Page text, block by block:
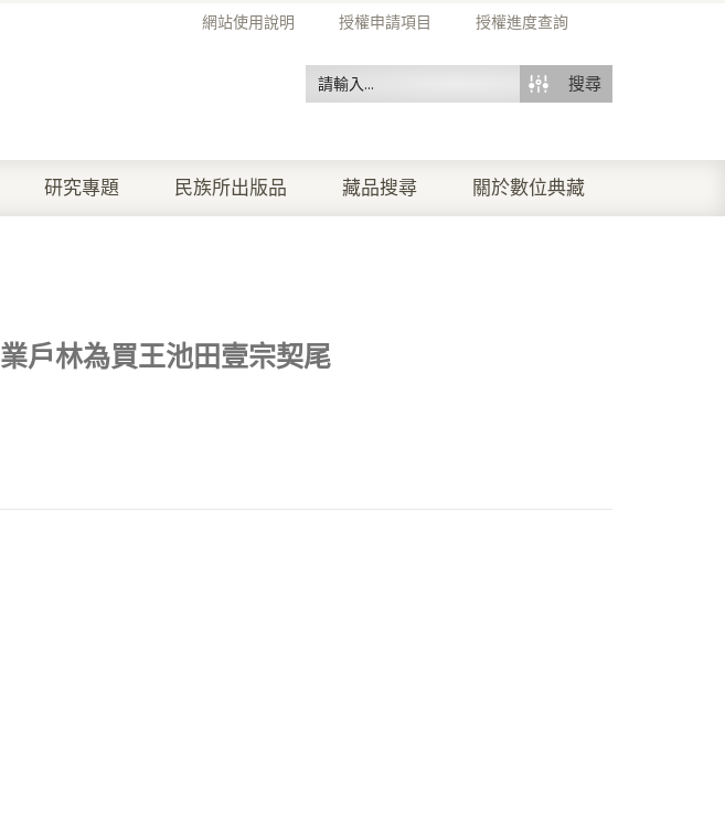
網站使用說明 授權申請項目 授權進度查詢
搜尋
研究專題 民族所出版品 藏品搜尋 關於數位典藏
業戶林為買王池田壹宗契尾